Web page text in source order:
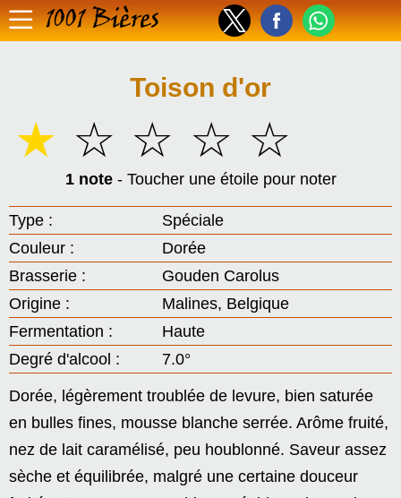
1001 Bières
Toison d'or
☆
☆
☆
☆
☆
1 note- Toucher une étoile pour noter
Type :
Spéciale
Couleur :
Dorée
Brasserie :
Gouden Carolus
Origine :
Malines, Belgique
Fermentation :
Haute
Degré d'alcool :
7.0°
Dorée, légèrement troublée de levure, bien saturée
en bulles fines, mousse blanche serrée. Arôme fruité,
nez de lait caramélisé, peu houblonné. Saveur assez
sèche et équilibrée, malgré une certaine douceur